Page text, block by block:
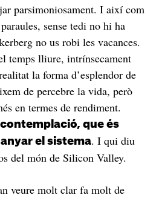
parsimoniosament. I així com
sense tedi no hi ha
no us robi les vacances.
temps lliure, intrínsecament
la forma d’esplendor de
de percebre la vida, però
en termes de rendiment.
que és
el sistema. I qui diu
del món de Silicon Valley.
veure molt clar fa molt de